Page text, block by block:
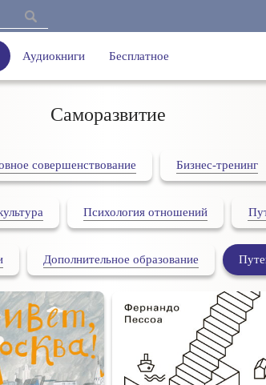
Аудиокниги Бесплатное
Саморазвитие
совершенствование Бизнес-тренинг
Психология отношений
Дополнительное образование